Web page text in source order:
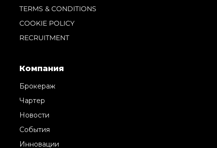
TERMS & CONDITIONS
COOKIE POLICY
RECRUITMENT
Компания
Брокераж
Чартер
Новости
События
Инновации